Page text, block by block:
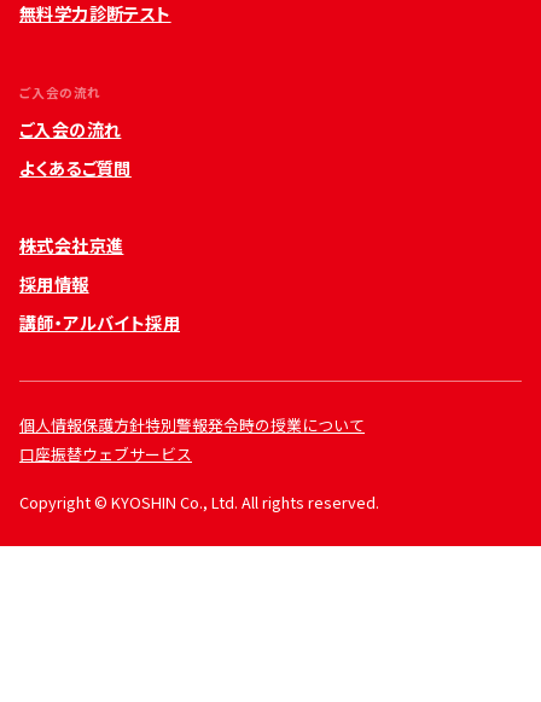
無料学力診断テスト
ご入会の流れ
ご入会の流れ
よくあるご質問
株式会社京進
採用情報
講師・アルバイト採用
個人情報保護方針特別警報発令時の授業について
口座振替ウェブサービス
Copyright © KYOSHIN Co., Ltd. All rights reserved.